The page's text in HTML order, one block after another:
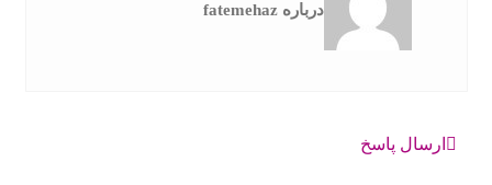
درباره fatemehaz
ارسال پاسخ